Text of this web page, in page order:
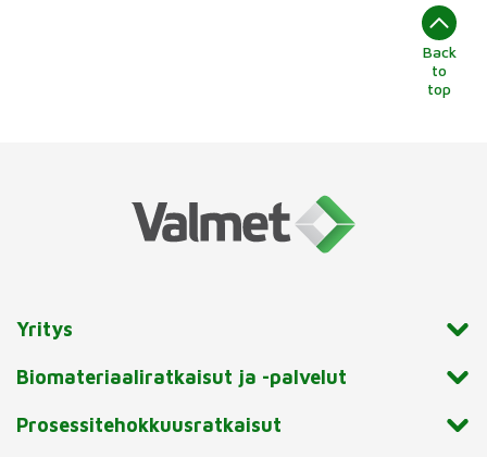
Back
to
top
Yritys
Biomateriaaliratkaisut ja -palvelut
Prosessitehokkuusratkaisut